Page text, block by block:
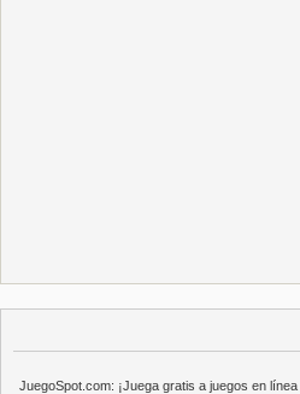
JuegoSpot.com: ¡Juega gratis a juegos en